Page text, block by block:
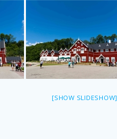
[SHOW SLIDESHOW]